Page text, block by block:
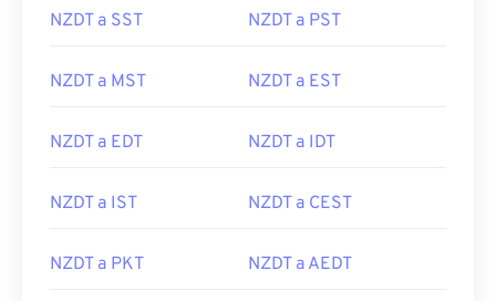
NZDT a SST NZDT a PST
NZDT a MST NZDT a EST
NZDT a EDT NZDT a IDT
NZDT a IST NZDT a CEST
NZDT a PKT NZDT a AEDT